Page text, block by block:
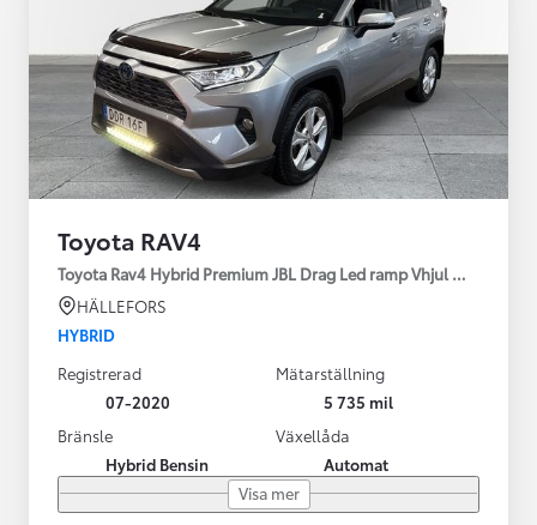
Toyota RAV4
Toyota Rav4 Hybrid Premium JBL Drag Led ramp Vhjul motorv
HÄLLEFORS
HYBRID
Registrerad
07-2020
Mätarställning
5 735 mil
Bränsle
Hybrid Bensin
Växellåda
Automat
Visa mer